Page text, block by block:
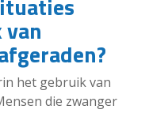
het gebruik van
die zwanger